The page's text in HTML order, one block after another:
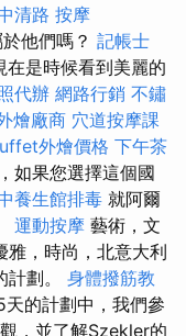
清路 按摩
他們嗎？ 記帳士
在是時候看到美麗的
代辦 網路行銷 不鏽
燴廠商 穴道按摩課
外燴價格 下午茶
如果您選擇這個國
養生館排毒 就阿爾
運動按摩 藝術，文
雅，時尚，北意大利
劃。 身體撥筋教
天的計劃中，我們參
，並了解Szekler的